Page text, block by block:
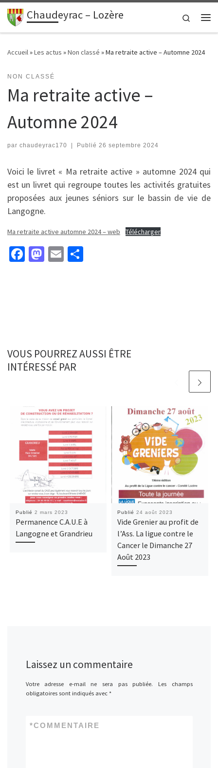
principalPasser au contenu
Chaudeyrac – Lozère
Search
Accueil»Les actus »Non classé »Ma retraite active – Automne 2024
NON CLASSÉ
Ma retraite active –
Automne 2024
par chaudeyrac170 | Publié 26 septembre 2024
Voici le livret « Ma retraite active » automne 2024 qui
est un livret qui regroupe toutes les activités gratuites
proposées aux jeunes séniors sur le bassin de vie de
Langogne.
Ma retraite active automne 2024 – web Télécharger
Fa M E
VOUS POURREZ AUSSI ÊTRE
INTÉRESSÉ PAR
Publié 2 mars 2023
Permanence C.A.U.E à
Langogne et Grandrieu
Publié 24 août 2023
Vide Grenier au profit de
l’Ass. La ligue contre le
Cancer le Dimanche 27
Août 2023
Laissez un commentaire
Votre adresse e-mail ne sera pas publiée.
Les champs
obligatoires sont indiqués avec *
COMMENTAIRE
*